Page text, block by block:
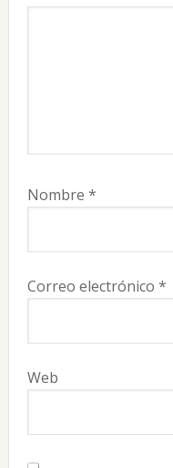
Nombre *
Correo electrónico *
Web